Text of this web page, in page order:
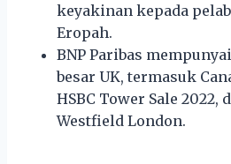
keyakinan kepada
Eropah.
BNP Paribas
besar UK, termasuk
HSBC Tower Sale
Westfield London.